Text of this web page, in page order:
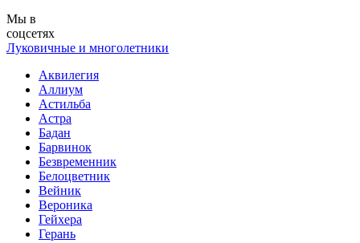
Мы в
соцсетях
Луковичные и многолетники
Аквилегия
Аллиум
Астильба
Астра
Бадан
Барвинок
Безвременник
Белоцветник
Вейник
Вероника
Гейхера
Герань